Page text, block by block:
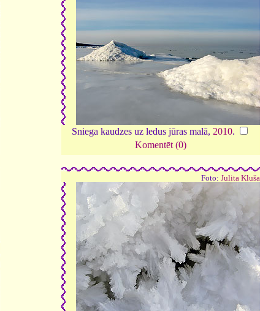
Sniega kaudzes uz ledus jūras malā, 2010.
Komentēt (0)
Foto: Julita Kluša